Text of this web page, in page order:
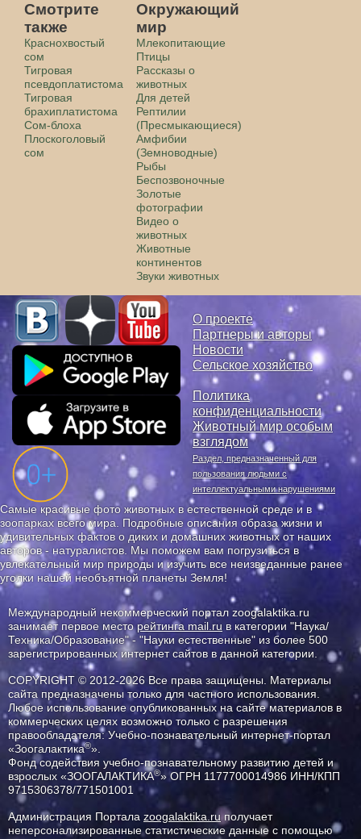
Смотрите
также
Краснохвостый
сом
Тигровая
псевдоплатистома
Тигровая
брахиплатистома
Сом-блоха
Плоскоголовый
сом
Окружающий
мир
Млекопитающие
Птицы
Рассказы о
животных
Для детей
Рептилии
(Пресмыкающиеся)
Амфибии
(Земноводные)
Рыбы
Беспозвоночные
Золотые
фотографии
Видео о
животных
Животные
континентов
Звуки животных
О проекте
Партнеры и авторы
Новости
Сельское хозяйство
Политика
конфиденциальности
Животный мир особым
взглядом
Раздел, предназначенный для
пользования людьми с
интеллектуальными нарушениями
Самые красивые фото животных в естественной среде и в
зоопарках всего мира. Подробные описания образа жизни и
удивительных фактов о диких и домашних животных от наших
авторов - натуралистов. Мы поможем вам погрузиться в
увлекательный мир природы и изучить все неизведанные ранее
уголки нашей необъятной планеты Земля!
Международный некоммерческий портал zoogalaktika.ru
занимает первое месторейтинга mail.ru в категории "Наука/
Техника/Образование" - "Науки естественные" из более 500
зарегистрированных интернет сайтов в данной категории.
COPYRIGHT © 2012-2026 Все права защищены. Материалы
сайта предназначены только для частного использования.
Любое использование опубликованных на сайте материалов в
коммерческих целях возможно только с разрешения
правообладателя: Учебно-познавательный интернет-портал
«Зоогалактика®».
Фонд содействия учебно-познавательному развитию детей и
взрослых «ЗООГАЛАКТИКА®» ОГРН 1177700014986 ИНН/КПП
9715306378/771501001
Администрация Портала zoogalaktika.ruполучает
неперсонализированные статистические данные с помощью